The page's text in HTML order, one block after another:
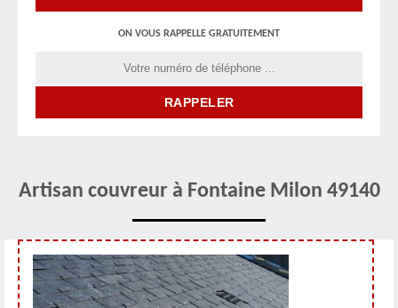
ON VOUS RAPPELLE GRATUITEMENT
Artisan couvreur à Fontaine Milon 49140